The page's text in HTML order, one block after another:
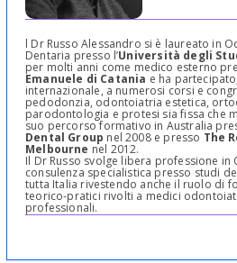
l Dr Russo Alessandro si è laureato in
Dentaria presso l’Università degli
per molti anni come medico esterno
Emanuele di Catania e ha
internazionale, a numerosi corsi e
pedodonzia, odontoiatria estetica,
parodontologia e protesi sia fissa che
suo percorso formativo in Australia
Dental Group nel 2008 e presso The
Melbourne nel 2012.
Il Dr Russo svolge libera professione in
consulenza specialistica presso studi
tutta Italia rivestendo anche il ruolo di
teorico-pratici rivolti a medici
professionali.